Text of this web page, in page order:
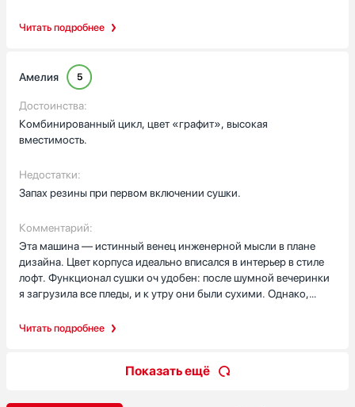
Читать подробнее
Запихнула весь комплект, поставила режим «в шкаф». Через
на улице дубак, а ты ложишься в теплую, сухую постель. Из
минусов — дверца блокируется минут на 10 после окончания,
пока там всё внутри не остынет, сразу достать вещи не
получится, приходится ждать.
Читать подробнее
Амелия 5
Достоинства:
Комбинированный цикл, цвет «графит», высокая
вместимость.
Недостатки:
Запах резины при первом включении сушки.
Комментарий:
Эта машина — истинный венец инженерной мысли в плане
дизайна. Цвет корпуса идеально вписался в интерьер в стиле
лофт. Функционал сушки оч удобен: после шумной вечеринки
я загрузила все пледы, и к утру они были сухими. Однако,
квартире разнесся специфический запах паленой резины. На
сушки оч горячие, нужно давать им время остыть прямо в
Показать ещё